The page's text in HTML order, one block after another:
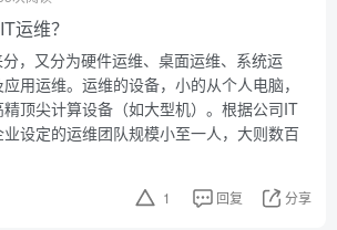
运维？
，又分为硬件运维、桌面运维、系统运
用运维。运维的设备，小的从个人电脑，
顶尖计算设备（如大型机）。根据公司IT
设定的运维团队规模小至一人，大则数百
1 回复 分享